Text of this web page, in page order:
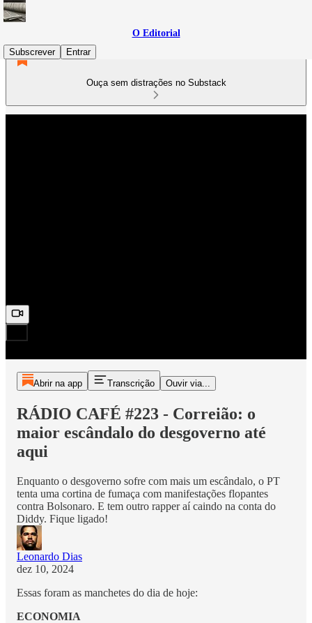
O Editorial
Subscrever
Entrar
Ouça sem distrações no Substack
Abrir na app Transcrição Ouvir via...
RÁDIO CAFÉ #223 - Correião: o
maior escândalo do desgoverno até
aqui
Enquanto o desgoverno sofre com mais um escândalo, o PT
tenta uma cortina de fumaça com manifestações flopantes
contra Bolsonaro. E tem outro rapper aí caindo na conta do
Diddy. Fique ligado!
Leonardo Dias
dez 10, 2024
Essas foram as manchetes do dia de hoje:
ECONOMIA